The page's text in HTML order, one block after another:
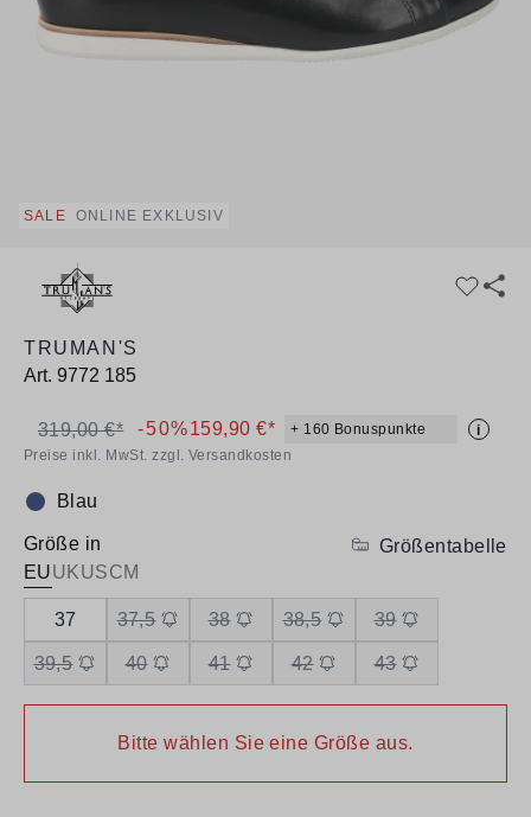
SALE ONLINE EXKLUSIV
TRUMAN'S
Art. 9772 185
159,90 €* + 160 Bonuspunkte i
319,00 €* -50%
Preise inkl. MwSt. zzgl. Versandkosten
Farbe:
Blau
Größe in
EUUKUSCM
Größentabelle
37 37,5 38 38,5 39
39,5 40 41 42 43
Bitte wählen Sie eine Größe aus.